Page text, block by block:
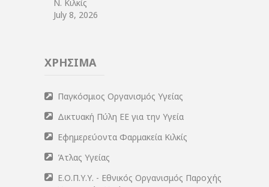
Ν. Κιλκίς
July 8, 2026
ΧΡΗΣΙΜΑ
Παγκόσμιος Οργανισμός Υγείας
Δικτυακή Πύλη ΕΕ για την Υγεία
Εφημερεύοντα Φαρμακεία Κιλκίς
Άτλας Υγείας
Ε.Ο.Π.Υ.Υ. - Εθνικός Οργανισμός Παροχής